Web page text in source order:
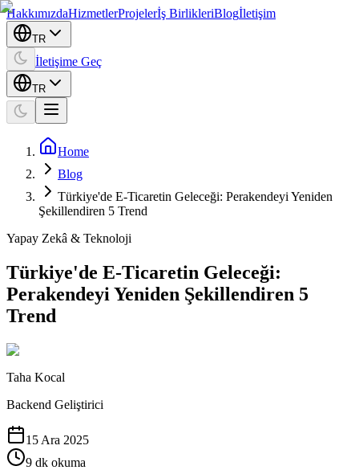
HakkımızdaHizmetlerProjelerİş BirlikleriBlogİletişim
TR
İletişime Geç
TR
Home
Blog
Türkiye'de E-Ticaretin Geleceği: Perakendeyi Yeniden
Şekillendiren 5 Trend
Yapay Zekâ & Teknoloji
Türkiye'de E-Ticaretin Geleceği:
Perakendeyi Yeniden Şekillendiren 5
Trend
Taha Kocal
Backend Geliştirici
15 Ara 2025
9 dk okuma